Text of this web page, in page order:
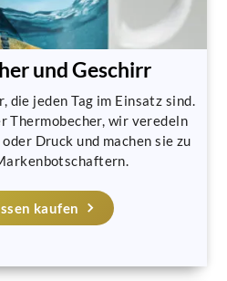
und Geschirr
die jeden Tag im Einsatz sind.
Thermobecher, wir veredeln
Druck und machen sie zu
kaufen